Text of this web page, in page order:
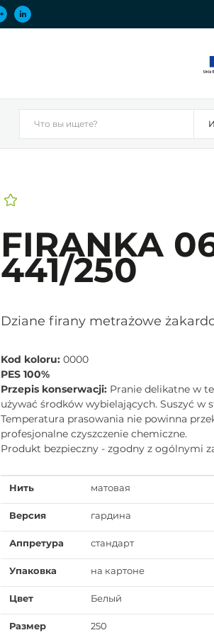
FIRANKA
441/250
Dziane firany metrażowe
Kod koloru: 0000
PES 100%
Przepis konserwacji: Pranie delikatne w
używać środków wybielających. Suszyć w
Temperatura prasowania nie powinna
profesjonalne czyszczenie chemiczne.
Produkt bezpieczny - zgodny z ogólnymi
Нить матовая
Версия гардина
Аппретура стандарт
Упаковка на картоне
Цвет Белый
Размер 250